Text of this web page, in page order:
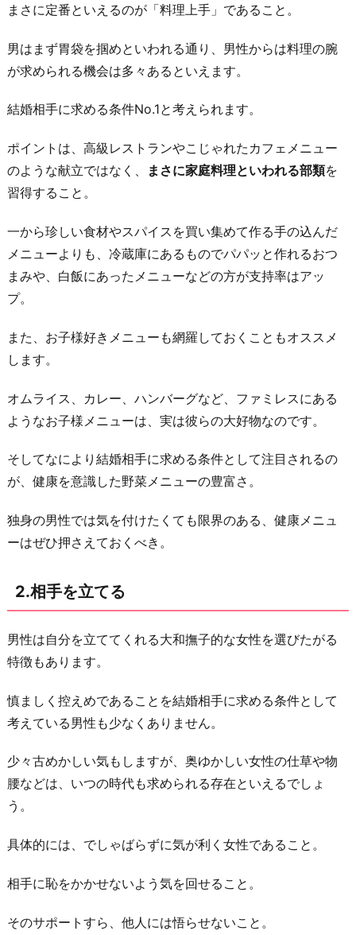
れ
4.
時
に
女
性
の
が
勇
ま
5.
が
あ
お
わ
まさに定番といえるのが「料理上手」であること。
男はまず胃袋を掴めといわれる通り、男性からは料理の腕
が求められる機会は多々あるといえます。
結婚相手に求める条件No.1と考えられます。
ポイントは、高級レストランやこじゃれたカフェメニュー
のような献立ではなく、
まさに家庭料理といわれる部類を
習得すること。
一から珍しい食材やスパイスを買い集めて作る手の込んだ
メニューよりも、冷蔵庫にあるものでパパッと作れるおつ
まみや、白飯にあったメニューなどの方が支持率はアッ
プ。
また、お子様好きメニューも網羅しておくこともオススメ
します。
オムライス、カレー、ハンバーグなど、ファミレスにある
ようなお子様メニューは、実は彼らの大好物なのです。
そしてなにより結婚相手に求める条件として注目されるの
が、健康を意識した野菜メニューの豊富さ。
独身の男性では気を付けたくても限界のある、健康メニュ
ーはぜひ押さえておくべき。
2.相手を立てる
男性は自分を立ててくれる大和撫子的な女性を選びたがる
特徴もあります。
慎ましく控えめであることを結婚相手に求める条件として
考えている男性も少なくありません。
少々古めかしい気もしますが、奥ゆかしい女性の仕草や物
腰などは、いつの時代も求められる存在といえるでしょ
う。
具体的には、でしゃばらずに気が利く女性であること。
相手に恥をかかせないよう気を回せること。
そのサポートすら、他人には悟らせないこと。